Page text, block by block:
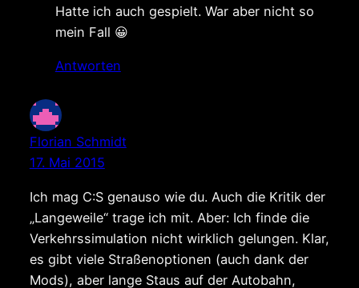
Hatte ich auch gespielt. War aber nicht so
mein Fall 😀
Antworten
Florian Schmidt
17. Mai 2015
Ich mag C:S genauso wie du. Auch die Kritik der
„Langeweile“ trage ich mit. Aber: Ich finde die
Verkehrssimulation nicht wirklich gelungen. Klar,
es gibt viele Straßenoptionen (auch dank der
Mods), aber lange Staus auf der Autobahn,